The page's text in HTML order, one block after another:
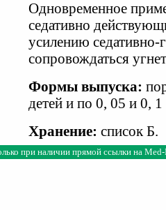
Одновременное
седативно
усилению седативно-
сопровождаться
Формы выпуска:
детей и по 0, 05 и 0,
Хранение: список Б.
при наличии прямой ссылки на